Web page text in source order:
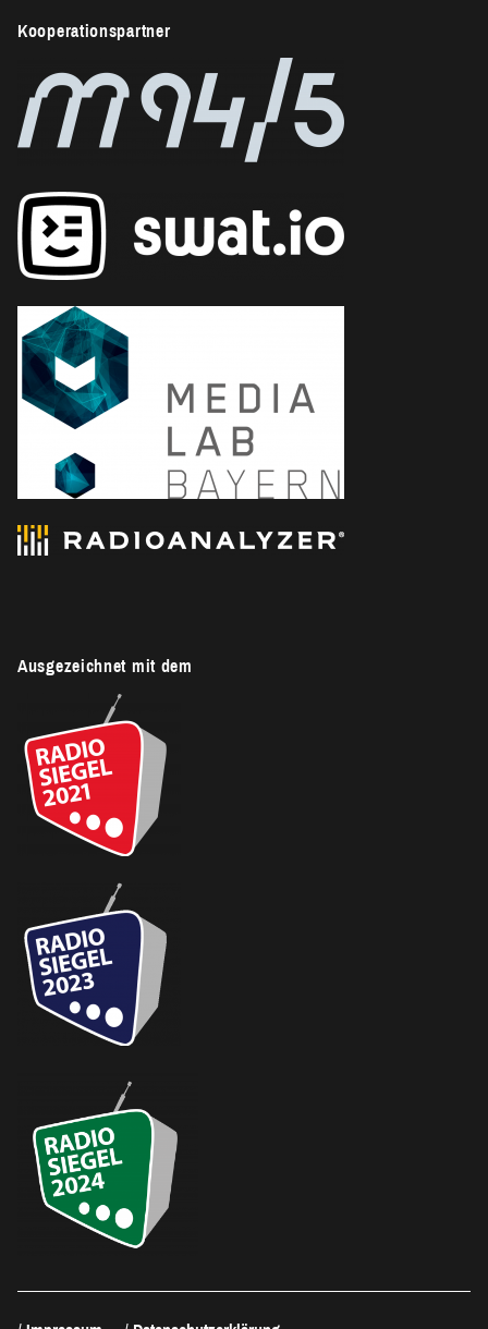
Kooperationspartner
Ausgezeichnet mit dem